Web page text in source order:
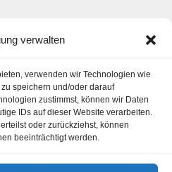
verwalten
verwenden wir Technologien wie
speichern und/oder darauf
zustimmst, können wir Daten
IDs auf dieser Website verarbeiten.
oder zurückziehst, können
beeinträchtigt werden.